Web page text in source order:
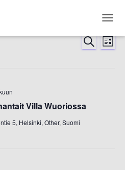
ETSI
LISTA
Villa Wuoriossa
5, Helsinki, Other, Suomi